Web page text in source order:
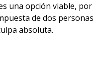
una opción viable, por
de dos personas
absoluta.